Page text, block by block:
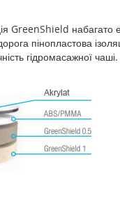
GreenShield набагато
пінопластова
гідромасажної чаші.